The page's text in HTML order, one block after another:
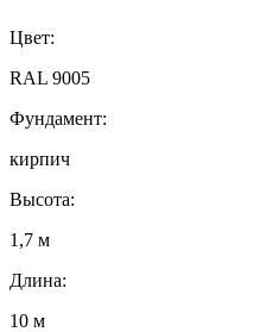
Цвет:
RAL 9005
Фундамент:
кирпич
Высота:
1,7 м
Длина:
10 м